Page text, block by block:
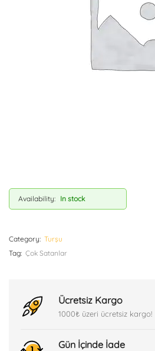
Availability: In stock
Category: Turşu
Tag: Çok Satanlar
Ücretsiz Kargo
1000₺ üzeri ücretsiz kargo!
Gün İçinde İade